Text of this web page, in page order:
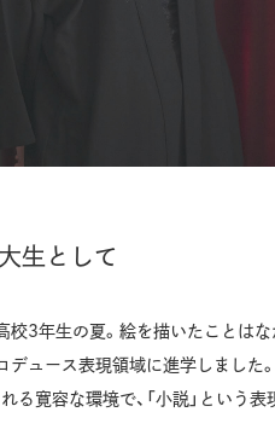
生として
校3年生の夏。絵を描いたことは
デュース表現領域に進学しまし
る寛容な環境で、「小説」という表